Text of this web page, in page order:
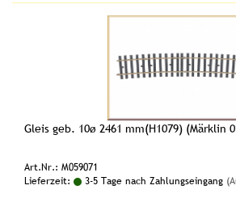
Gleis geb. 10ø 2461 mm(H1079) (Märklin
Art.Nr.: M059071
Lieferzeit:
3-5 Tage nach Zahlungseingang